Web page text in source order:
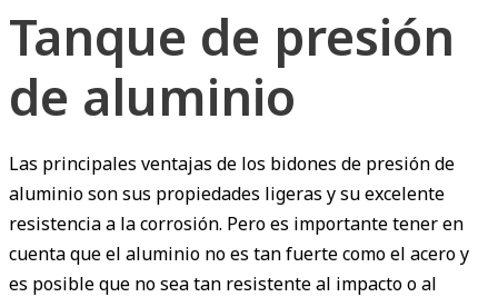
Tanque de presión
de aluminio
Las principales ventajas de los bidones de presión de
aluminio son sus propiedades ligeras y su excelente
resistencia a la corrosión. Pero es importante tener en
cuenta que el aluminio no es tan fuerte como el acero y
es posible que no sea tan resistente al impacto o al